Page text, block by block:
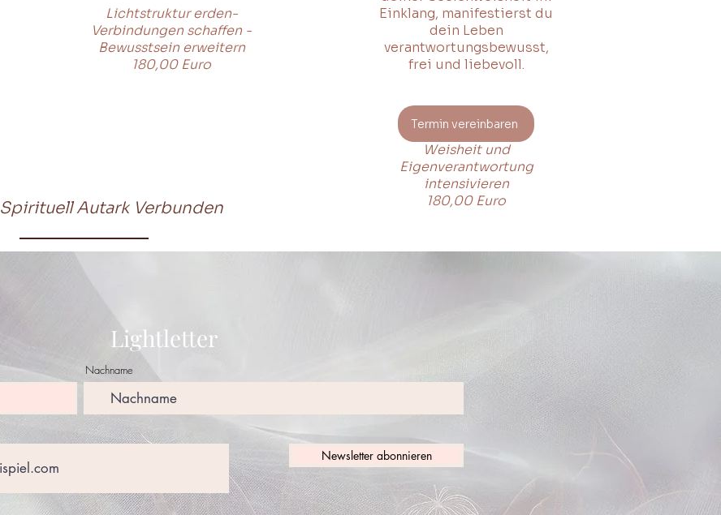
Lichtstruktur erden-
Verbindungen schaffen -
Bewusstsein erweitern
180,00 Euro
Spirituell Autark Verbunden
Einklang, manifestierst du
dein Leben
verantwortungsbewusst,
frei und liebevoll.
Weisheit und
Eigenverantwortung
intensivieren
180,00 Euro
Termin vereinbaren
Lightletter
Nachname
Newsletter abonnieren